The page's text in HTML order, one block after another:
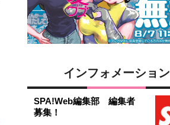
インフォメーション
SPA!Web編集部 編集者
募集！